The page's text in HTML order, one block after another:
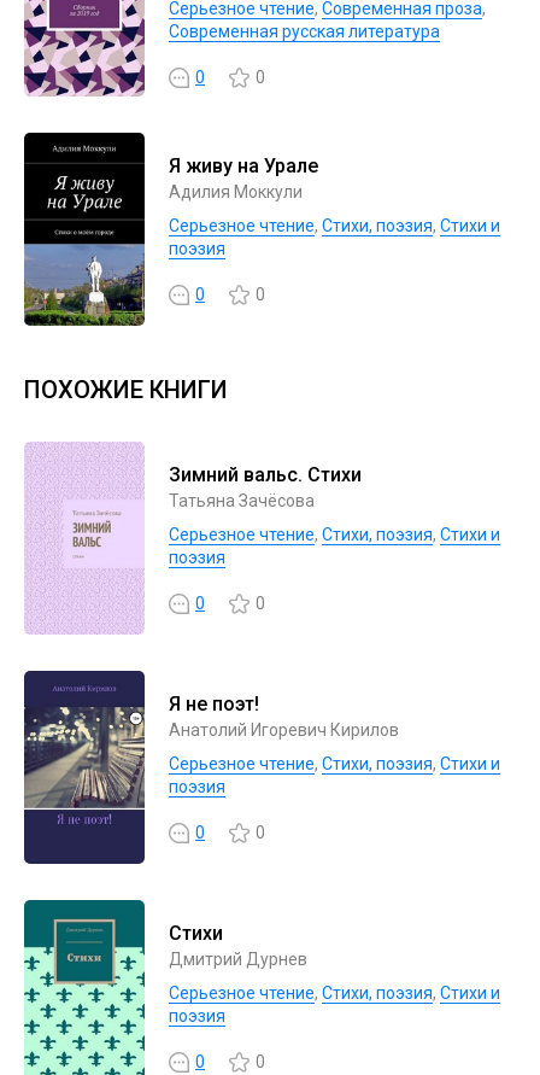
Серьезное чтение, Современная проза,
Современная русская литература
0 0
Я живу на Урале
Адилия Моккули
Серьезное чтение, Cтихи, поэзия, Стихи и
поэзия
0 0
ПОХОЖИЕ КНИГИ
Зимний вальс. Стихи
Татьяна Зачёсова
Серьезное чтение, Cтихи, поэзия, Стихи и
поэзия
0 0
Я не поэт!
Анатолий Игоревич Кирилов
Серьезное чтение, Cтихи, поэзия, Стихи и
поэзия
0 0
Стихи
Дмитрий Дурнев
Серьезное чтение, Cтихи, поэзия, Стихи и
поэзия
0 0